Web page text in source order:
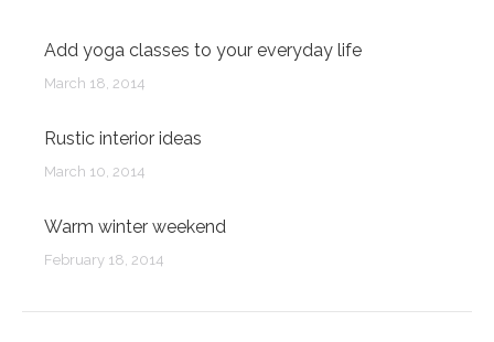
Add yoga classes to your everyday life
March 18, 2014
Rustic interior ideas
March 10, 2014
Warm winter weekend
February 18, 2014